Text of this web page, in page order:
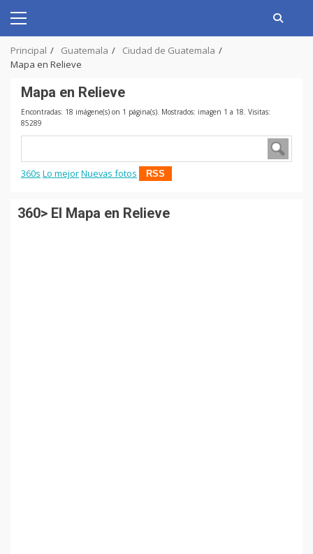
content
Primary
Principal Guatemala
Ciudad de Guatemala
Mapa en Relieve
Mapa en Relieve
Encontradas: 18 imágene(s) on 1 página(s). Mostrados: imagen 1 a 18. Visitas:
85289
360s Lo mejorNuevas fotos RSS
360> El Mapa en Relieve